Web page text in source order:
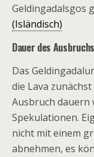
Geldingadalsgos
(Isländisch)
Dauer des
Das
die Lava
Ausbruch dauern
Spekulationen.
nicht mit einem
abnehmen, es